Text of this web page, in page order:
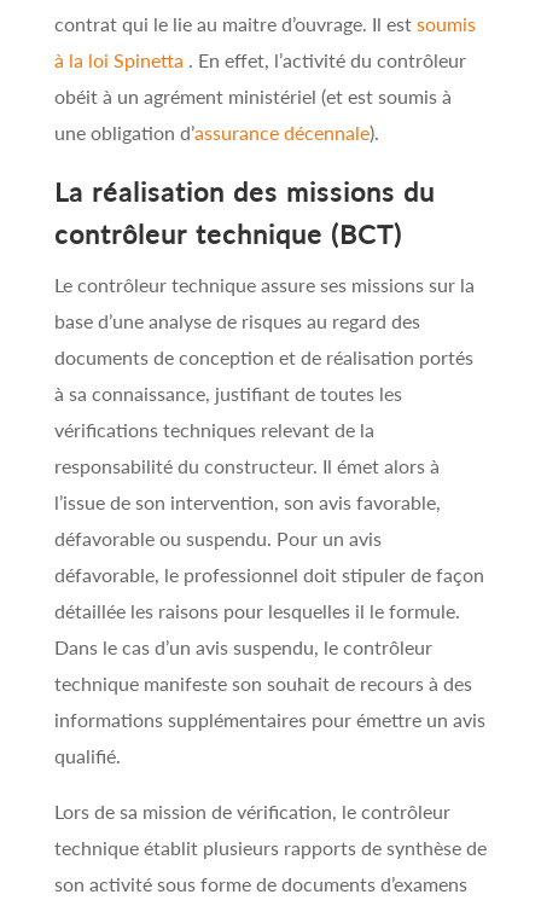
contrat qui le lie au maitre d’ouvrage. Il est soumis
à la loi Spinetta . En effet, l’activité du contrôleur
obéit à un agrément ministériel (et est soumis à
une obligation d’assurance décennale).
La réalisation des missions du
contrôleur technique (BCT)
Le contrôleur technique assure ses missions sur la
base d’une analyse de risques au regard des
documents de conception et de réalisation portés
à sa connaissance, justifiant de toutes les
vérifications techniques relevant de la
responsabilité du constructeur. Il émet alors à
l’issue de son intervention, son avis favorable,
défavorable ou suspendu. Pour un avis
défavorable, le professionnel doit stipuler de façon
détaillée les raisons pour lesquelles il le formule.
Dans le cas d’un avis suspendu, le contrôleur
technique manifeste son souhait de recours à des
informations supplémentaires pour émettre un avis
qualifié.
Lors de sa mission de vérification, le contrôleur
technique établit plusieurs rapports de synthèse de
son activité sous forme de documents d’examens